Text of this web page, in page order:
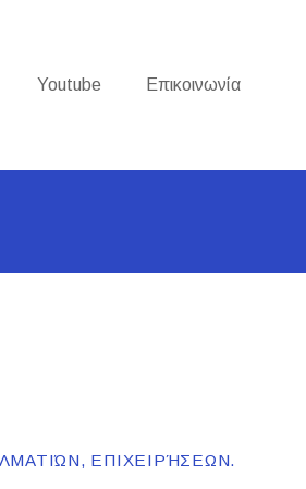
Youtube Επικοινωνία
ΕΠΙΧΕΙΡΉΣΕΩΝ.